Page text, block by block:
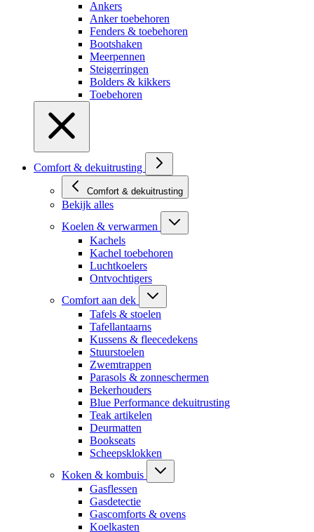
Ankers
Anker toebehoren
Fenders & toebehoren
Bootshaken
Meerpennen
Steigerringen
Bolders & kikkers
Toebehoren
Comfort & dekuitrusting
Comfort & dekuitrusting
Bekijk alles
Koelen & verwarmen
Kachels
Kachel toebehoren
Luchtkoelers
Ontvochtigers
Comfort aan dek
Tafels & stoelen
Tafellantaarns
Kussens & fleecedekens
Stuurstoelen
Zwemtrappen
Parasols & zonneschermen
Bekerhouders
Blue Performance dekuitrusting
Teak artikelen
Deurmatten
Bookseats
Scheepsklokken
Koken & kombuis
Gasflessen
Gasdetectie
Gascomforts & ovens
Koelkasten